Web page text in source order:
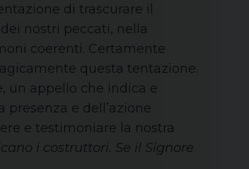
di trascurare il
nostri peccati, nella
coerenti. Certamente
questa tentazione.
un appello che indica e
e dell’azione
e testimoniare la nostra
i costruttori. Se il Signore